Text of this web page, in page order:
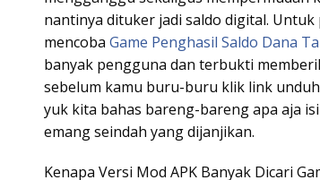
nantinya dituker jadi saldo digital.
mencoba Game Penghasil Saldo Dana
banyak pengguna dan terbukti
sebelum kamu buru-buru klik link
yuk kita bahas bareng-bareng apa aja
emang seindah yang dijanjikan.
Kenapa Versi Mod APK Banyak Dicari